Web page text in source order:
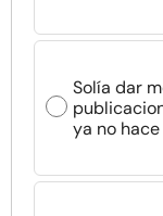
Solía dar
ya no